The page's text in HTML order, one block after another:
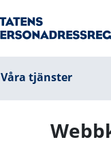
Våra tjänster